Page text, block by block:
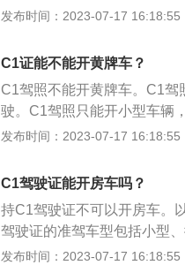
作业车等车型。c2驾驶证是
座以下）、小型自动挡汽车
车型为大型客户，A2为牵引
（核载10人以上的公共汽车
发布时间：2023-07-17 16:18:55
C1证能不能开黄牌车？
C1驾照不能开黄牌车。C1
驶。C1驾照只能开小型车辆
型：C1驾驶证准驾范围为小
大型客车、牵引车、城市公
二轮摩托车、轻便摩托车、
不能驾驶多出9座的车辆，不
发布时间：2023-07-17 16:18:55
C1驾驶证能开房车吗？
持C1驾驶证不可以开房车。
驾驶证的准驾车型包括小型
专项作业车，小型、微型自
发布时间：2023-07-17 16:18:55